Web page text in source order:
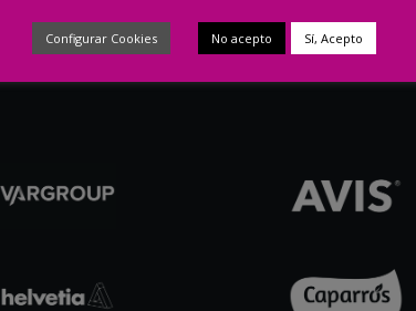
Configurar Cookies No acepto Sí, Acepto